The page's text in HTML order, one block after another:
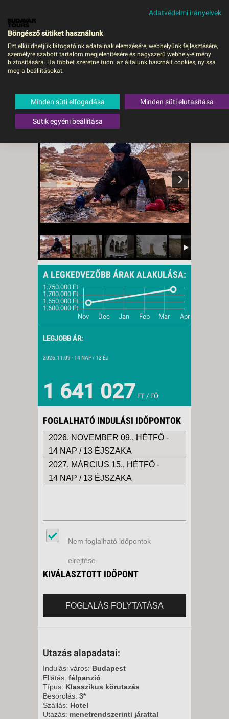
MENÜ
ALGÉRIA - Ezt látnia kell!
Budapest, Repülő
Algéria,Algír
A LEGKEDVEZŐBB ÁRAK ALAKULÁSA:
LEGJOBB ÁR:
2026.11.09 - 14 NAP / 13 ÉJ
1 641 027 FT / FŐ
FOGLALHATÓ INDULÁSI IDŐPONTOK
2026. NOVEMBER 09., HÉTFŐ -
14 NAP / 13 ÉJSZAKA
2027. MÁRCIUS 15., HÉTFŐ -
14 NAP / 13 ÉJSZAKA
Nem foglalható időpontok
elrejtése
KIVÁLASZTOTT IDŐPONT
FOGLALÁS FOLYTATÁSA
Utazás alapadatai:
Indulási város: Budapest
Ellátás: félpanzió
Típus: Klasszikus körutazás
Besorolás: 3*
Szállás: Hotel
Utazás: menetrendszerinti járattal
Adatvédelmi irányelvek
Böngésző sütiket használunk
Ezt elküldhetjük látogatóink adatainak elemzésére, webhelyünk fejlesztésére,
személyre szabott tartalom megjelenítésére és nagyszerű webhely-élmény
biztosítására. Ha többet szeretne tudni az általunk használt cookies, nyissa
meg a beállításokat.
Minden süti elfogadása Minden süti elutasítása
Sütik egyéni beállítása